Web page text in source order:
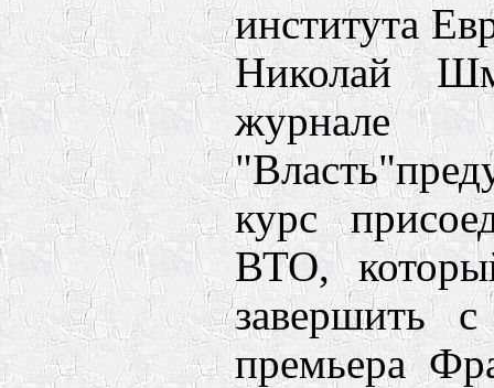
института
Николай
журнале
курс
ВТО,
завершить
премьера